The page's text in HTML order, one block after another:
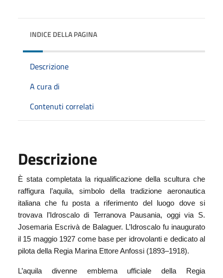
INDICE DELLA PAGINA
Descrizione
A cura di
Contenuti correlati
Descrizione
È stata completata la riqualificazione della scultura che
raffigura l’aquila, simbolo della tradizione aeronautica
italiana che fu posta a riferimento del luogo dove si
trovava l’Idroscalo di Terranova Pausania, oggi via S.
Josemaria Escrivà de Balaguer. L’Idroscalo fu inaugurato
il 15 maggio 1927 come base per idrovolanti e dedicato al
pilota della Regia Marina Ettore Anfossi (1893–1918).
L’aquila divenne emblema ufficiale della Regia